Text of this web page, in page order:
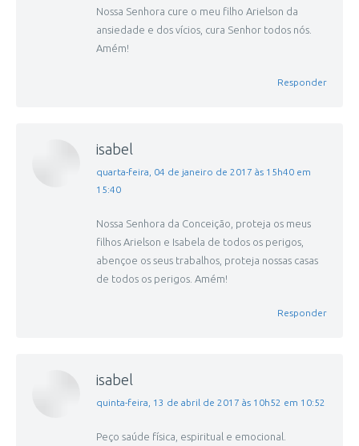
Nossa Senhora cure o meu filho Arielson da
ansiedade e dos vícios, cura Senhor todos nós.
Amém!
Responder
isabel
disse:
quarta-feira, 04 de janeiro de 2017 às 15h40 em
15:40
Nossa Senhora da Conceição, proteja os meus
filhos Arielson e Isabela de todos os perigos,
abençoe os seus trabalhos, proteja nossas casas
de todos os perigos. Amém!
Responder
isabel
disse:
quinta-feira, 13 de abril de 2017 às 10h52 em 10:52
Peço saúde física, espiritual e emocional.